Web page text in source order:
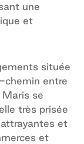
une
et
située
chemin entre
se
très prisée
attrayantes et
et